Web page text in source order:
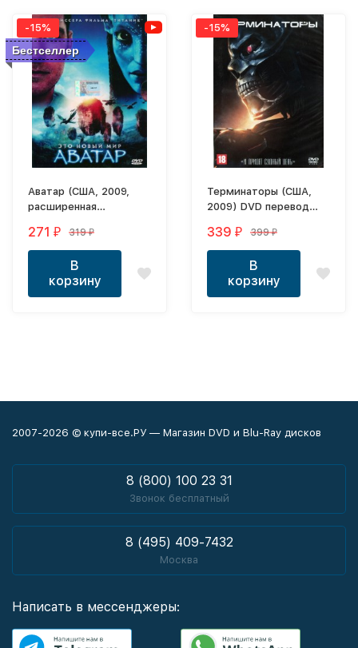
Бестселлер
-15%
Аватар (США, 2009,
расширенная
перевод
профессиональный
(полное дублирование)
271 ₽ 319₽
В
корзину
-15%
Терминаторы (США,
2009) DVD перевод
(многоголосый
закадровый)
339 ₽ 399₽
В
корзину
2007-2026 © купи-все.РУ — Магазин DVD и Blu-Ray дисков
8 (800) 100 23 31
Звонок бесплатный
8 (495) 409-7432
Москва
Написать в мессенджеры: